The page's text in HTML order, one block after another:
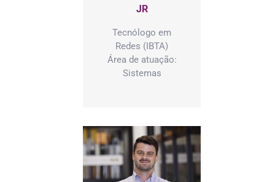
JR
Tecnólogo em
Redes (IBTA)
Área de atuação:
Sistemas